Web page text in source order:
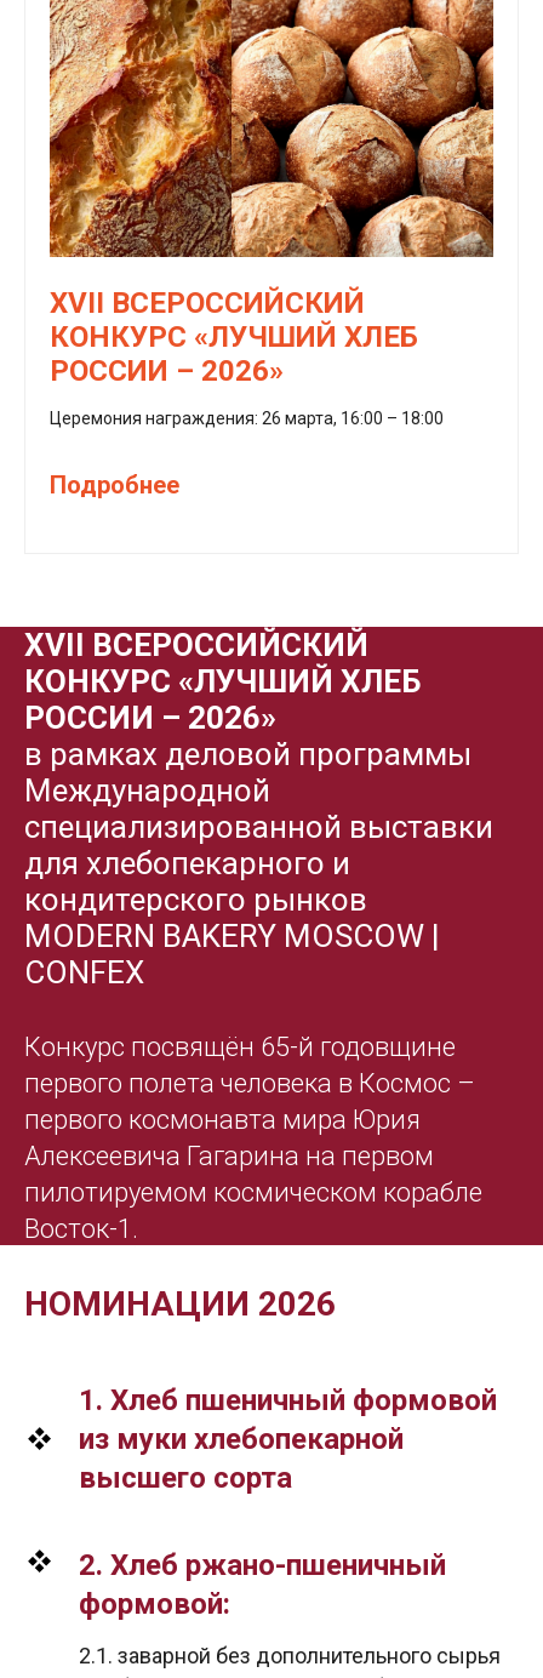
XVII ВСЕРОССИЙСКИЙ
КОНКУРС «ЛУЧШИЙ ХЛЕБ
РОССИИ – 2026»
Церемония награждения: 26 марта, 16:00 – 18:00
Подробнее
XVII ВСЕРОССИЙСКИЙ
КОНКУРС «ЛУЧШИЙ ХЛЕБ
РОССИИ – 2026»
в рамках деловой программы
Международной
специализированной выставки
для хлебопекарного и
кондитерского рынков
MODERN BAKERY MOSCOW |
CONFEX
Конкурс посвящён 65-й годовщине
первого полета человека в Космос –
первого космонавта мира Юрия
Алексеевича Гагарина на первом
пилотируемом космическом корабле
Восток-1.
НОМИНАЦИИ 2026
1. Хлеб пшеничный формовой
из муки хлебопекарной
высшего сорта
2. Хлеб ржано-пшеничный
формовой:
2.1. заварной без дополнительного сырья